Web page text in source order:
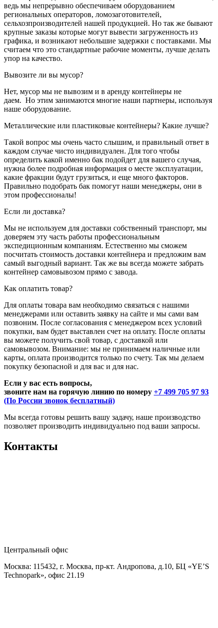
ведь мы непрерывно обеспечиваем оборудованием
региональных операторов, ломозаготовителей,
сельхозпроизводителей нашей продукцией. Но так же бывают
крупные заказы которые могут вывести загруженность из
графика, и возникают небольшие задержки с поставками. Мы
считаем что это стандартные рабочие моменты, лучше делать
упор на качество.
Вывозите ли вы мусор?
Нет, мусор мы не вывозим и в аренду контейнеры не
даем. Но этим занимаются многие наши партнеры, используя
наше оборудование.
Металлические или пластиковые контейнеры? Какие лучше?
Такой вопрос мы очень часто слышим, и правильный ответ в
каждом случае чисто индивидуален. Для того чтобы
определить какой именно бак подойдет для вашего случая,
нужна более подробная информация о месте эксплуатации,
какие фракции будут грузиться, и еще много факторов.
Правильно подобрать бак помогут наши менеджеры, они в
этом профессионалы!
Если ли доставка?
Мы не используем для доставки собственный транспорт, мы
доверяем эту часть работы профессиональным
экспедиционным компаниям. Естественно мы сможем
посчитать стоимость доставки контейнера и предложим вам
самый выгодный вариант. Так же вы всегда можете забрать
контейнер самовывозом прямо с завода.
Как оплатить товар?
Для оплаты товара вам необходимо связаться с нашими
менеджерами или оставить заявку на сайте и мы сами вам
позвоним. После согласования с менеджером всех условий
покупки, вам будет выставлен счет на оплату. После оплаты
вы можете получить свой товар, с доставкой или
самовывозом. Внимание: мы не принимаем наличные или
карты, оплата производится только по счету. Так мы делаем
покупку безопасной и для вас и для нас.
Если у вас есть вопросы,
звоните нам на горячую линию по номеру +7 499 705 97 93
(По России звонок бесплатный)
Мы всегда готовы решить вашу задачу, наше производство
позволяет производить индивидуально под ваши запросы.
Контакты
Центральный офис
Москва: 115432, г. Москва, пр-кт. Андропова, д.10, БЦ «YE’S
Technopark», офис 21.19